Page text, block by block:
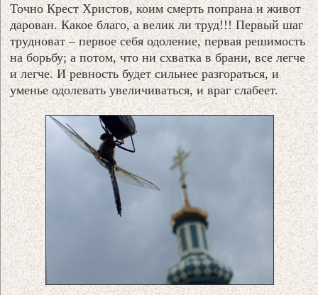
Точно Крест Христов, коим смерть попрана и живот
дарован. Какое благо, а велик ли труд!!! Первый шаг
трудноват – первое себя одоление, первая решимость
на борьбу; а потом, что ни схватка в брани, все легче
и легче. И ревность будет сильнее разгораться, и
уменье одолевать увеличиваться, и враг слабеет.